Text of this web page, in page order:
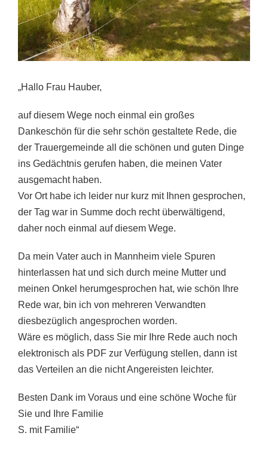
„Hallo Frau Hauber,
auf diesem Wege noch einmal ein großes
Dankeschön für die sehr schön gestaltete Rede, die
der Trauergemeinde all die schönen und guten Dinge
ins Gedächtnis gerufen haben, die meinen Vater
ausgemacht haben.
Vor Ort habe ich leider nur kurz mit Ihnen gesprochen,
der Tag war in Summe doch recht überwältigend,
daher noch einmal auf diesem Wege.
Da mein Vater auch in Mannheim viele Spuren
hinterlassen hat und sich durch meine Mutter und
meinen Onkel herumgesprochen hat, wie schön Ihre
Rede war, bin ich von mehreren Verwandten
diesbezüglich angesprochen worden.
Wäre es möglich, dass Sie mir Ihre Rede auch noch
elektronisch als PDF zur Verfügung stellen, dann ist
das Verteilen an die nicht Angereisten leichter.
Besten Dank im Voraus und eine schöne Woche für
Sie und Ihre Familie
S. mit Familie“